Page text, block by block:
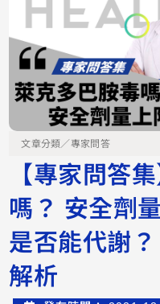
文章分類／專家問答
【專家問答
嗎？ 安全劑
是否能代謝
解析